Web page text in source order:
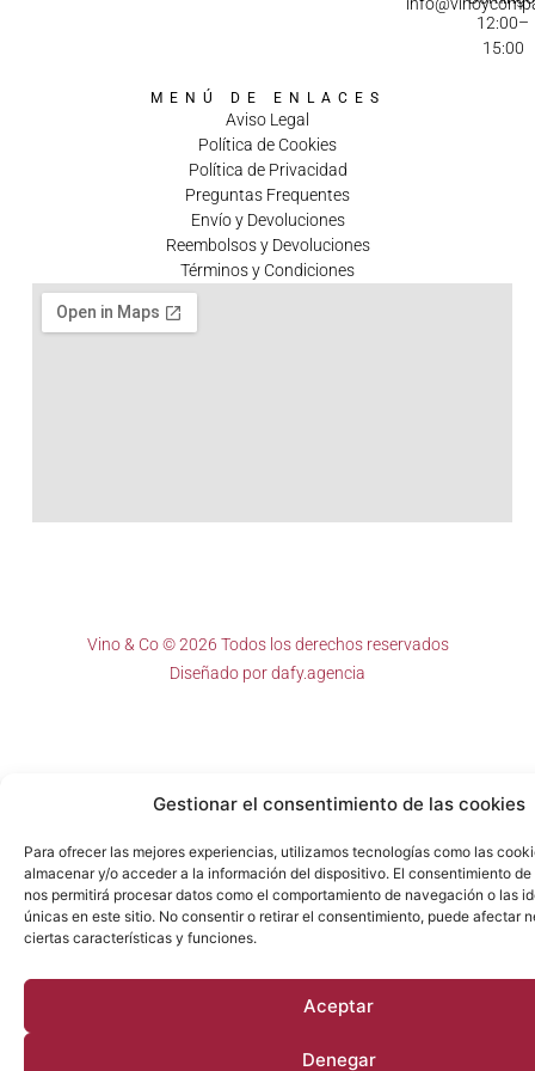
Gestionar el consentimiento de las cookies
Para ofrecer las mejores experiencias, utilizamos tecnologías como las
almacenar y/o acceder a la información del dispositivo. El consentimiento
nos permitirá procesar datos como el comportamiento de navegación o las
únicas en este sitio. No consentir o retirar el consentimiento, puede afectar
ciertas características y funciones.
Aceptar
Denegar
12:00–
15:00
MENÚ DE ENLACES
Aviso Legal
Política de Cookies
Política de Privacidad
Preguntas Frequentes
Envío y Devoluciones
Reembolsos y Devoluciones
Términos y Condiciones
Vino & Co © 2026 Todos los derechos reservados
Diseñado pordafy.agencia